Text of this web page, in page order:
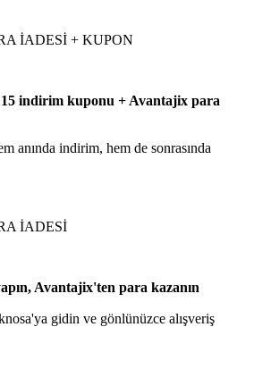
İADESİ + KUPON
indirim kuponu + Avantajix para
anında indirim, hem de sonrasında
İADESİ
Avantajix'ten para kazanın
gidin ve gönlünüzce alışveriş